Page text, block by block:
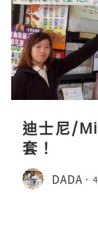
迪士尼/
套！
DADA